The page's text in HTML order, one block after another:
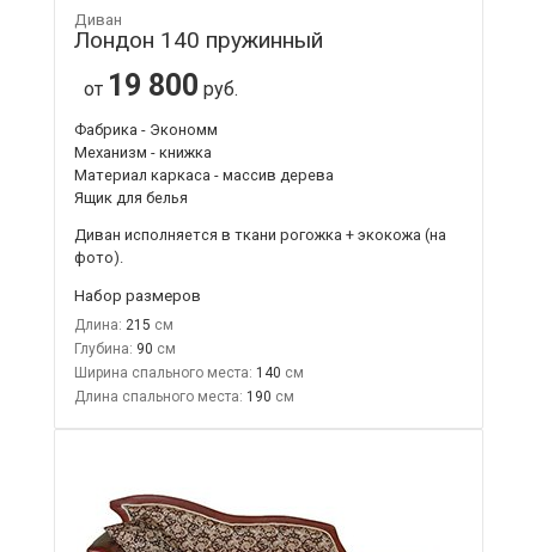
Диван
Лондон 140 пружинный
от 19 800 руб.
Фабрика - Экономм
Механизм - книжка
Материал каркаса - массив дерева
Ящик для белья
Диван исполняется в ткани рогожка + экокожа (на
фото).
Набор размеров
Длина: 215
Глубина: 90
Ширина спального места: 140
Длина спального места: 190